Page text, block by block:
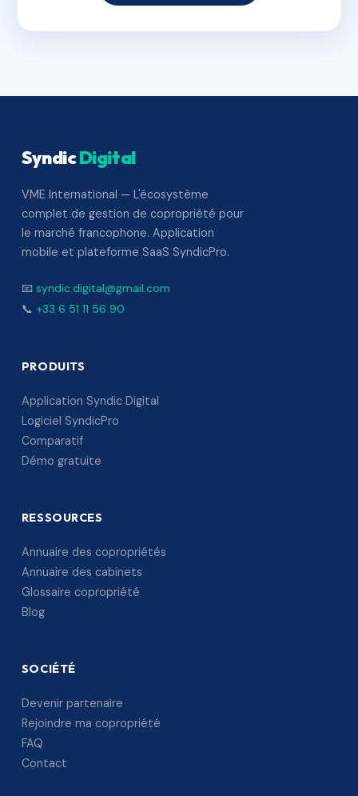
SyndicDigital
VME International — L'écosystème
complet de gestion de copropriété pour
le marché francophone. Application
mobile et plateforme SaaS SyndicPro.
📧 syndic.digital@gmail.com
📞 +33 6 51 11 56 90
PRODUITS
Application Syndic Digital
Logiciel SyndicPro
Comparatif
Démo gratuite
RESSOURCES
Annuaire des copropriétés
Annuaire des cabinets
Glossaire copropriété
Blog
SOCIÉTÉ
Devenir partenaire
Rejoindre ma copropriété
FAQ
Contact